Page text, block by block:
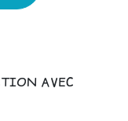
AVEC